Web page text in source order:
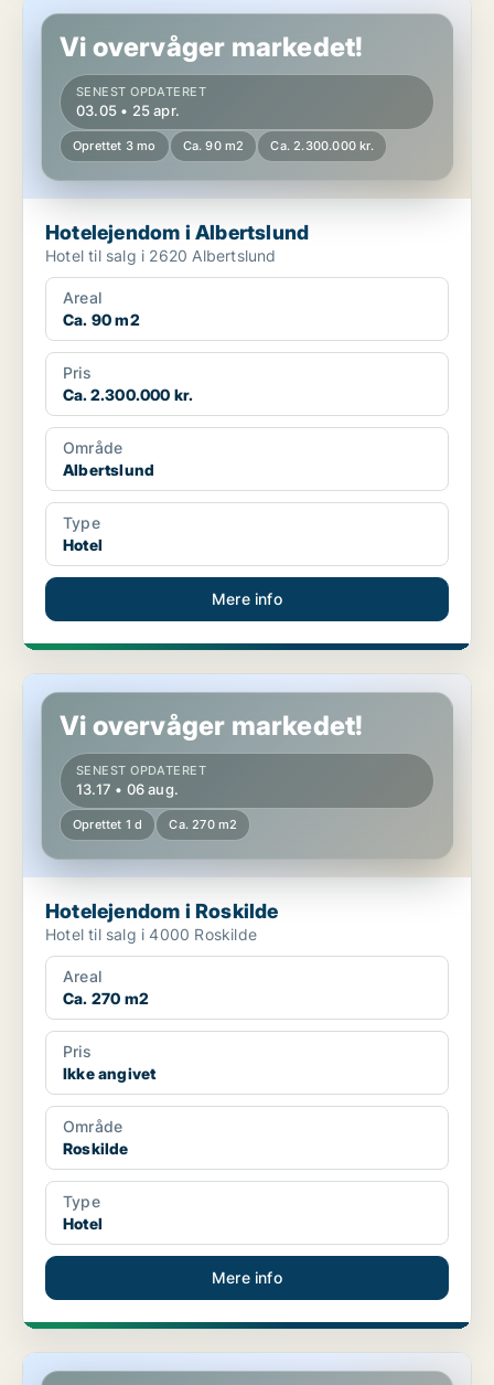
Hotelejendom i Albertslund
Vi overvåger markedet!
SENEST OPDATERET
03.05 • 25 apr.
Oprettet 3 mo Ca. 90 m2 Ca. 2.300.000 kr.
Hotelejendom i Albertslund
Hotel til salg i 2620 Albertslund
Areal
Ca. 90 m2
Pris
Ca. 2.300.000 kr.
Område
Albertslund
Type
Hotel
Mere info
Hotelejendom i Roskilde
Vi overvåger markedet!
SENEST OPDATERET
13.17 • 06 aug.
Oprettet 1 d Ca. 270 m2
Hotelejendom i Roskilde
Hotel til salg i 4000 Roskilde
Areal
Ca. 270 m2
Pris
Ikke angivet
Område
Roskilde
Type
Hotel
Mere info
Hotelejendom på Frederiksberg C